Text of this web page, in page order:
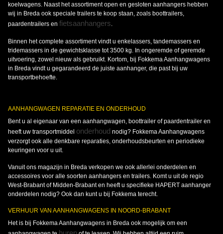
koelwagens. Naast het assortiment open en gesloten aanhangers hebben
wij in Breda ook speciale trailers te koop staan, zoals boottrailers,
paardentrailers en fietsaanhangers
Binnen het complete assortiment vindt u enkelassers, tandemassers en
tridemassers in de gewichtsklasse tot 3500 kg. In ongeremde of geremde
uitvoering, zowel nieuw als gebruikt. Kortom, bij Fokkema Aanhangwagens
in Breda vindt u gegarandeerd de juiste aanhanger, die past bij uw
transportbehoefte.
AANHANGWAGEN REPARATIE EN ONDERHOUD
Bent u al eigenaar van een aanhangwagen, boottrailer of paardentrailer en
heeft uw transportmiddel onderhoud nodig? Fokkema Aanhangwagens
verzorgt ook alle denkbare reparaties, onderhoudsbeurten en periodieke
keuringen voor u uit.
Vanuit ons magazijn in Breda verkopen we ook allerlei onderdelen en
accessoires voor alle soorten aanhangers en trailers. Komt u uit de regio
West-Brabant of Midden-Brabant en heeft u specifieke HAPERT aanhanger
onderdelen nodig? Ook dan kunt u bij Fokkema terecht.
VERHUUR VAN AANHANGWAGENS IN NOORD-BRABANT
Het is bij Fokkema Aanhangwagens in Breda ook mogelijk om een